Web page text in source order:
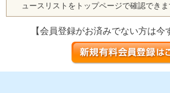
ュースリストをトップページで確認できま
【会員登録がお済みでない方は今